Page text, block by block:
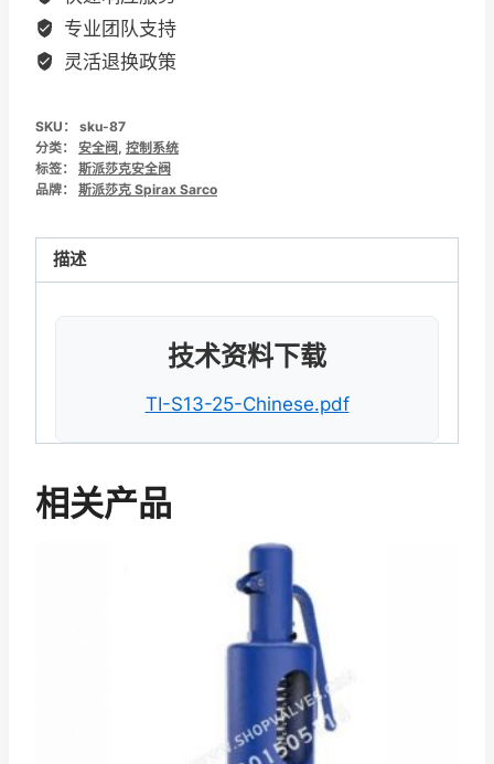
专业团队支持
灵活退换政策
SKU： sku-87
分类： 安全阀, 控制系统
标签： 斯派莎克安全阀
品牌： 斯派莎克 Spirax Sarco
描述
技术资料下载
TI-S13-25-Chinese.pdf
相关产品